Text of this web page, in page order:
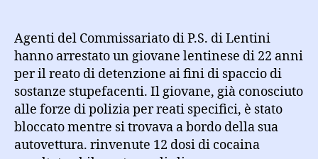
Agenti del Commissariato di P.S. di Lentini
hanno arrestato un giovane lentinese di 22 anni
per il reato di detenzione ai fini di spaccio di
sostanze stupefacenti. Il giovane, già conosciuto
alle forze di polizia per reati specifici, è stato
bloccato mentre si trovava a bordo della sua
autovettura. rinvenute 12 dosi di cocaina